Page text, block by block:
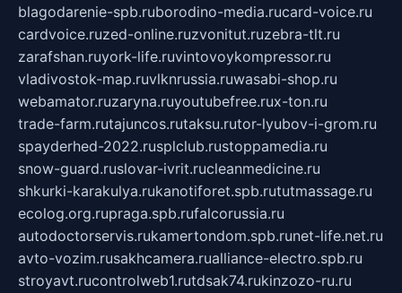
blagodarenie-spb.ruborodino-media.rucard-voice.ru
cardvoice.ruzed-online.ruzvonitut.ruzebra-tlt.ru
zarafshan.ruyork-life.ruvintovoykompressor.ru
vladivostok-map.ruvlknrussia.ruwasabi-shop.ru
webamator.ruzaryna.ruyoutubefree.rux-ton.ru
trade-farm.rutajuncos.rutaksu.rutor-lyubov-i-grom.ru
spayderhed-2022.rusplclub.rustoppamedia.ru
snow-guard.ruslovar-ivrit.rucleanmedicine.ru
shkurki-karakulya.rukanotiforet.spb.rututmassage.ru
ecolog.org.rupraga.spb.rufalcorussia.ru
autodoctorservis.rukamertondom.spb.runet-life.net.ru
avto-vozim.rusakhcamera.rualliance-electro.spb.ru
stroyavt.rucontrolweb1.rutdsak74.rukinzozo-ru.ru